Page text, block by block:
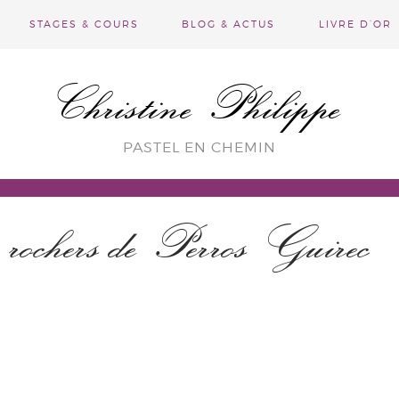
STAGES & COURS BLOG & ACTUS LIVRE D’OR
Christine Philippe
PASTEL EN CHEMIN
de Perros Guirec